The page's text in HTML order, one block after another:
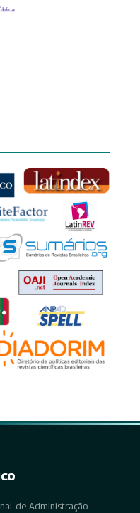
de Administração